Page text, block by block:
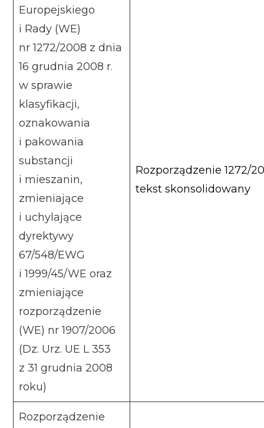
Europejskiego
i Rady (WE)
nr 1272/2008 z dnia
16 grudnia 2008 r.
w sprawie
klasyfikacji,
oznakowania
i pakowania
substancji
i mieszanin,
zmieniające
i uchylające
dyrektywy
67/548/EWG
i 1999/45/WE oraz
zmieniające
rozporządzenie
(WE) nr 1907/2006
(Dz. Urz. UE L 353
z 31 grudnia 2008
roku)
Rozporządzenie 1272/
tekst skonsolidowany
Rozporządzenie